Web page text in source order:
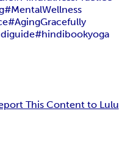
#MentalWellness
#AgingGracefully
#hindibookyoga
This Content to Lulu